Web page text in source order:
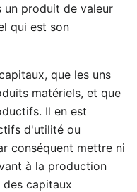
un produit de valeur
qui est son
que les uns
matériels, et que
Il en est
d'utilité ou
conséquent mettre ni
à la production
capitaux